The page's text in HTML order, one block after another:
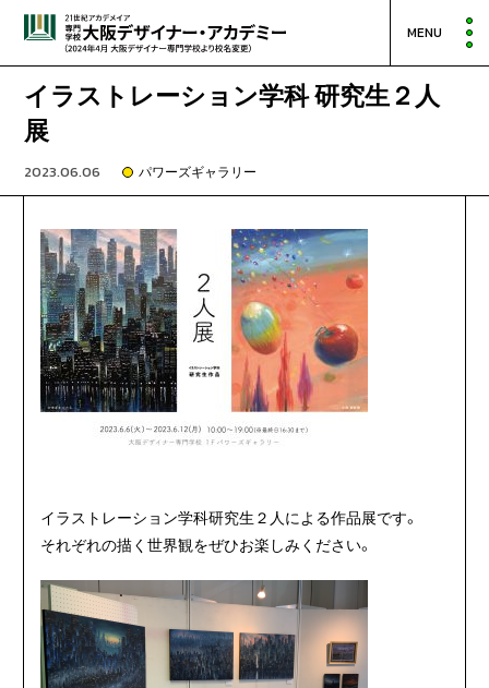
MENU
イラストレーション学科 研究生２人
展
2023.06.06 パワーズギャラリー
イラストレーション学科研究生２人による作品展です。
それぞれの描く世界観をぜひお楽しみください。